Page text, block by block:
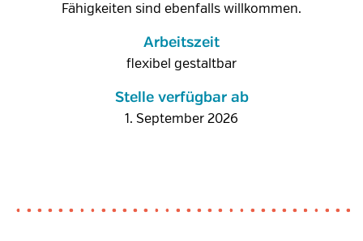
Fähigkeiten sind ebenfalls willkommen.
Arbeitszeit
flexibel gestaltbar
Stelle verfügbar ab
1. September 2026